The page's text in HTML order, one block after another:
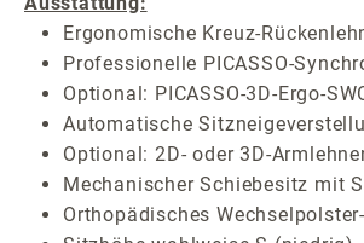
Ergonomische Kreuz-
Professionelle PICASSO-
Optional: PICASSO-3D-Ergo-
Automatische
Optional: 2D- oder 3D-
Mechanischer Schiebesitz mit
Orthopädisches